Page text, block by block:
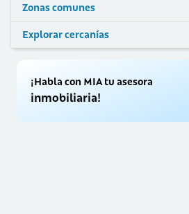
Zonas comunes
Explorar cercanías
¡Habla con MIA tu asesora
inmobiliaria!